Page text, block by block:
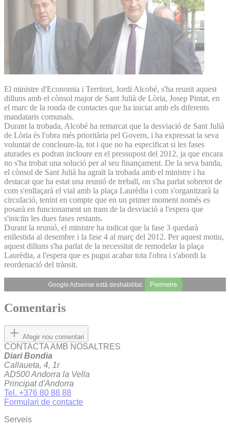
El ministre d'Economia i Territori, Jordi Alcobé, s'ha reunit aquest
dilluns amb el cònsol major de Sant Julià de Lòria, Josep Pintat, en
el marc de la ronda de contactes que ha iniciat amb els diferents
mandataris comunals.
Durant la trobada, Alcobé ha remarcat que la desviació de Sant Julià
de Lòria és l'obra més prioritària pel Govern, i ha expressat la seva
voluntat de concloure-la, tot i que no ha especificat si les fases
aturades es podran incloure en el pressupost del 2012, ja que encara
no s'ha trobat una solució per al seu finançament. De la seva banda,
el cònsol de Sant Julià ha agraït la trobada amb el ministre i ha
destacat que ha estat una reunió de treball, on s'ha parlat sobretot de
com s'enllaçarà el vial amb la plaça Laurèdia i com s'organitzarà la
circulació, tenint en compte que en un primer moment només es
posarà en funcionament un tram de la desviació a l'espera que
s'iniciïn les dues fases restants.
Durant la reunió, el ministre ha indicat que la fase 3 quedarà
enllestida al desembre i la fase 4 al març del 2012. Per aquest motiu,
aquest dilluns s'ha parlat de la necessitat de remodelar la plaça
Laurèdia, a l'espera que es pugui acabar tota l'obra i s'abordi la
reordenació del trànsit.
Google Adsense està deshabilitat. Permetre
Comentaris
Afegir nou comentari
CONTACTA AMB NOSALTRES
Diari Bondia
Callaueta, 4, 1r
AD500 Andorra la Vella
Principat d'Andorra
Tel. +376 80 88 88
Formulari de contacte
Serveis